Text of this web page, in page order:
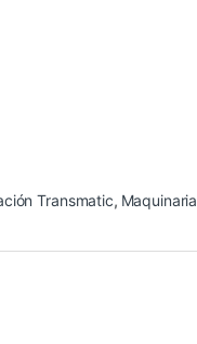
Transmatic, Maquinaria